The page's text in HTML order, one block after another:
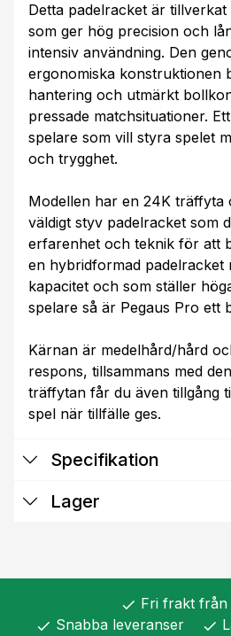
Detta padelracket är
som ger hög precision och
intensiv användning. Den
ergonomiska konstruktionen
hantering och utmärkt
pressade matchsituationer.
spelare som vill styra spelet
och trygghet.
Modellen har en 24K träffyta
väldigt styv padelracket som
erfarenhet och teknik för att
en hybridformad padelracket
kapacitet och som ställer
spelare så är Pegaus Pro ett
Kärnan är medelhård/hård
respons, tillsammans med
träffytan får du även tillgång
spel när tillfälle ges.
Specifikation
Lager
check Fri frakt
check Snabba leveranser check